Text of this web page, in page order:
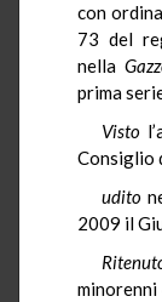
con
73 del
nella
prima
Visto
Consiglio
udito
2009 il
minorenni